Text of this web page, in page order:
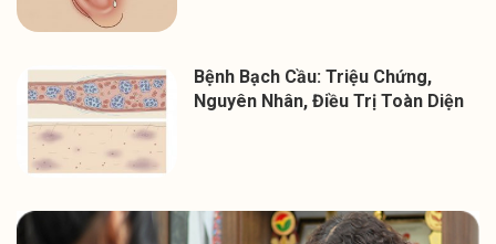
Bệnh Bạch Cầu: Triệu Chứng,
Nguyên Nhân, Điều Trị Toàn Diện